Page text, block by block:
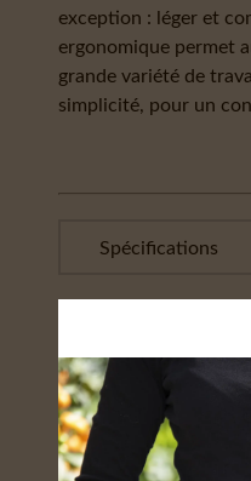
exception : léger et
ergonomique permet
grande variété de
simplicité, pour un